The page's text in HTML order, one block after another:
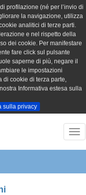
profilazione (né per l’invio di
la navigazione, utilizza
analitici di terze parti.
e nel rispetto della
dei cookie. Per manifestare
fare click sul pulsante
saperne di più, negare il
le impostazioni
di cookie di terza parte,
Informativa estesa sulla
sulla privacy